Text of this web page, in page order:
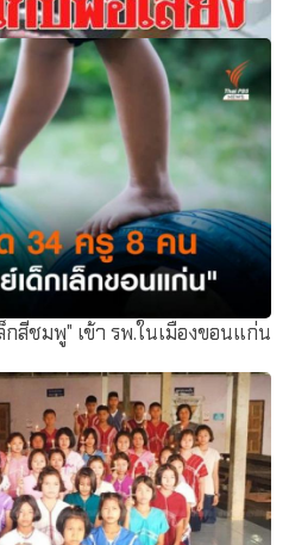
อเลี้ยง อ้างกลัวโดนทิ้งลงมือ
)
กสีชมพู" เข้า รพ.ในเมืองขอนแก่น